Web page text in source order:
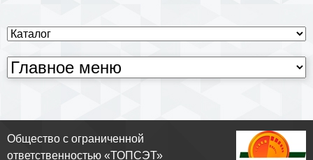
Общество с ограниченной
ответственностью «ТОПСЭТ»